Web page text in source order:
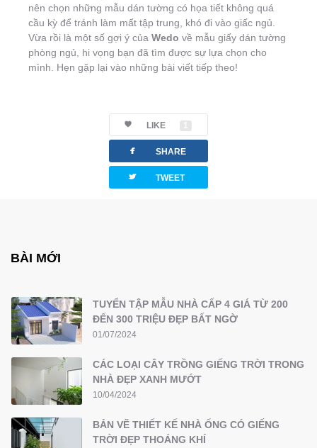
nên chọn những mẫu dán tường có họa tiết không quá
cầu kỳ để tránh làm mất tập trung, khó đi vào giấc ngủ.
Vừa rồi là một số gợi ý của Wedo về mẫu giấy dán tường
phòng ngủ, hi vọng bạn đã tìm được sự lựa chọn cho
mình. Hẹn gặp lại vào những bài viết tiếp theo!
LIKE 1
facebook SHARE
twitterbird TWEET
BÀI MỚI
TUYỂN TẬP MẪU NHÀ CẤP 4 GIÁ TỪ 200
ĐẾN 300 TRIỆU ĐẸP BẤT NGỜ
01/07/2024
CÁC LOẠI CÂY TRỒNG GIẾNG TRỜI TRONG
NHÀ ĐẸP XANH MƯỚT
10/04/2024
BẢN VẼ THIẾT KẾ NHÀ ỐNG CÓ GIẾNG
TRỜI ĐẸP THOÁNG KHÍ